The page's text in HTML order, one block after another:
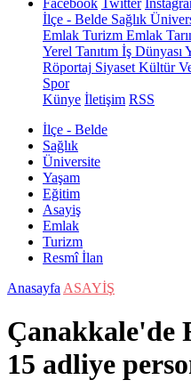
Facebook Twitter
İlçe - Belde Sağlık
Emlak Turizm Emlak
Yerel Tanıtım İş Dünyası
Röportaj Siyaset Kültür
Spor
Künye İletişim RSS
İlçe - Belde
Sağlık
Üniversite
Yaşam
Eğitim
Asayiş
Emlak
Turizm
Resmî İlan
Anasayfa ASAYİŞ
Çanakkale'de
15 adliye